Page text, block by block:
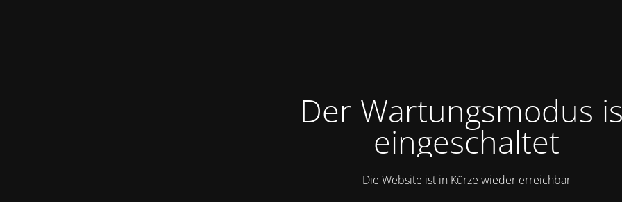
Der Wartungsmodus
eingeschaltet
Die Website ist in Kürze wieder erreichbar